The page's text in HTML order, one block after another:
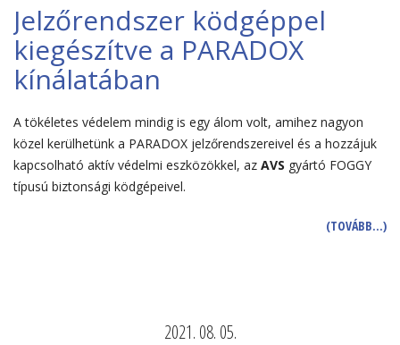
Jelzőrendszer ködgéppel
kiegészítve a PARADOX
kínálatában
A tökéletes védelem mindig is egy álom volt, amihez nagyon
közel kerülhetünk a PARADOX jelzőrendszereivel és a hozzájuk
kapcsolható aktív védelmi eszközökkel, az AVS gyártó FOGGY
típusú biztonsági ködgépeivel.
(TOVÁBB…)
2021. 08. 05.